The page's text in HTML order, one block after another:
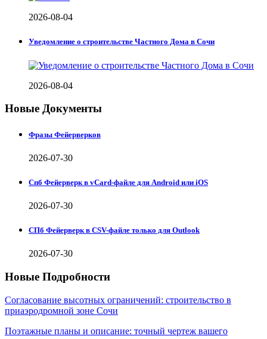
2026-08-04
Уведомление о строительстве Частного Дома в Сочи
2026-08-04
Новые Документы
Фразы Фейерверков
2026-07-30
Спб Фейерверк в vCard-файле для Android или iOS
2026-07-30
СПб Фейерверк в CSV-файле только для Outlook
2026-07-30
Новые Подробности
Согласование высотных ограничений: строительство в
приаэродромной зоне Сочи
Поэтажные планы и описание: точный чертеж вашего